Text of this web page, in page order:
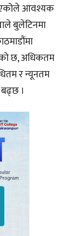
आवश्यक
बुलेटिनमा
छ, अधिकतम
र न्यूनतम
।